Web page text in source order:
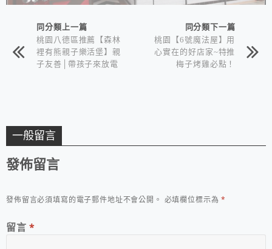
同分類上一篇
桃園八德區推薦【森林
裡有熊親子樂活堡】親
子友善│帶孩子來放電
同分類下一篇
桃園【6號魔法屋】用
心實在的好店家~特推
梅子烤雞必點！
一般留言
發佈留言
發佈留言必須填寫的電子郵件地址不會公開。 必填欄位標示為*
留言 *